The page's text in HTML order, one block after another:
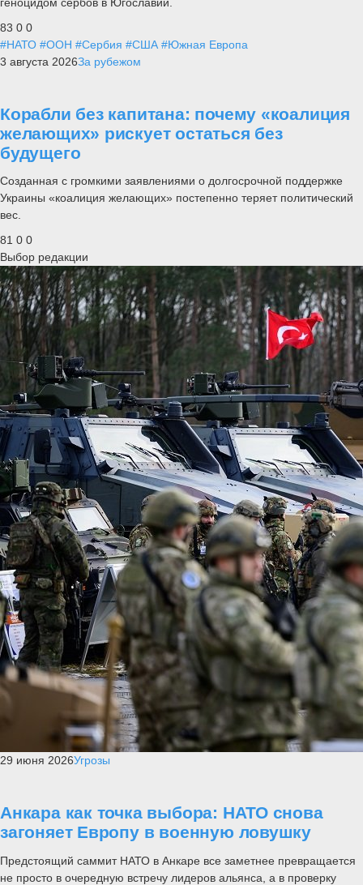
83 0 0
#НАТО #ООН #Сербия #США #Южная Европа
3 августа 2026За рубежом
Корабли без капитана: почему «коалиция
желающих» рискует остаться без
будущего
Созданная с громкими заявлениями о долгосрочной поддержке
Украины «коалиция желающих» постепенно теряет политический
вес.
81 0 0
Выбор редакции
29 июня 2026Угрозы
Анкара как точка выбора: НАТО снова
загоняет Европу в военную ловушку
Предстоящий саммит НАТО в Анкаре все заметнее превращается
не просто в очередную встречу лидеров альянса, а в проверку